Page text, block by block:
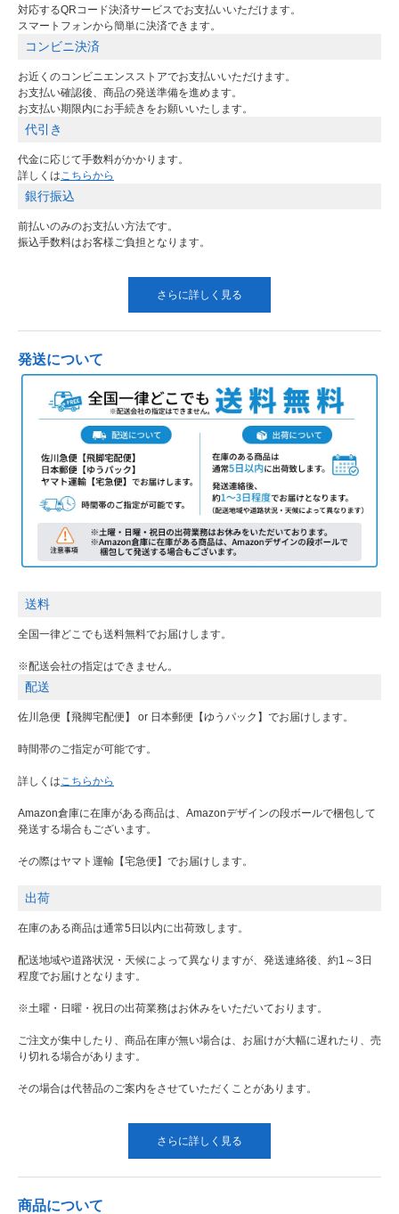
対応するQRコード決済サービスでお支払いいただけます。
スマートフォンから簡単に決済できます。
コンビニ決済
お近くのコンビニエンスストアでお支払いいただけます。
お支払い確認後、商品の発送準備を進めます。
お支払い期限内にお手続きをお願いいたします。
代引き
代金に応じて手数料がかかります。
詳しくはこちらから
銀行振込
前払いのみのお支払い方法です。
振込手数料はお客様ご負担となります。
さらに詳しく見る
発送について
送料
全国一律どこでも送料無料でお届けします。
※配送会社の指定はできません。
配送
佐川急便【飛脚宅配便】 or 日本郵便【ゆうパック】でお届けします。
時間帯のご指定が可能です。
詳しくはこちらから
Amazon倉庫に在庫がある商品は、Amazonデザインの段ボールで梱包して
発送する場合もございます。
その際はヤマト運輸【宅急便】でお届けします。
出荷
在庫のある商品は通常5日以内に出荷致します。
配送地域や道路状況・天候によって異なりますが、発送連絡後、約1～3日
程度でお届けとなります。
※土曜・日曜・祝日の出荷業務はお休みをいただいております。
ご注文が集中したり、商品在庫が無い場合は、お届けが大幅に遅れたり、売
り切れる場合があります。
その場合は代替品のご案内をさせていただくことがあります。
さらに詳しく見る
商品について